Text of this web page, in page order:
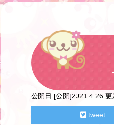
公開日:[公開]2021.4.26 更
tweet